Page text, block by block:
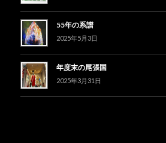
55年の系譜
2025年5月3日
年度末の尾張国
2025年3月31日